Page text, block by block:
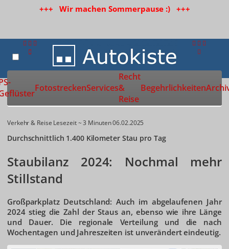
+++ Wir machen Sommerpause :) +++
Zur Startseite
FotostreckenServices
Recht
&
Reise
Begehrlichkeiten
Verkehr & Reise Lesezeit ~ 3 Minuten06.02.2025
Durchschnittlich 1.400 Kilometer Stau pro Tag
Staubilanz 2024: Nochmal mehr
Stillstand
Großparkplatz Deutschland: Auch im abgelaufenen Jahr
2024 stieg die Zahl der Staus an, ebenso wie ihre Länge
und Dauer. Die regionale Verteilung und die nach
Wochentagen und Jahreszeiten ist unverändert eindeutig.